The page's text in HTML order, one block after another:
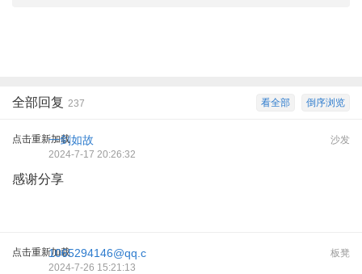
倒序浏览
看全部
全部回复 237
点击重新加载 沙发
一剑如故
2024-7-17 20:26:32
感谢分享
点击重新加载 板凳
1065294146@qq.c
2024-7-26 15:21:13